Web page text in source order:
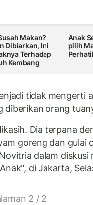
Makan?
Dibiarkan, Ini
Terhadap
Kembang
Anak
pilih
tidak mengerti
diberikan orang
Dia terpana
goreng dan gulai
dalam diskusi
di Jakarta,
2 / 2